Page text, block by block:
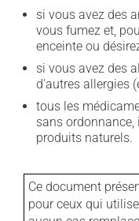
si vous avez des
vous fumez et,
enceinte ou
si vous avez des
d'autres allergies
tous les
sans
produits naturels.
Ce document
pour ceux qui